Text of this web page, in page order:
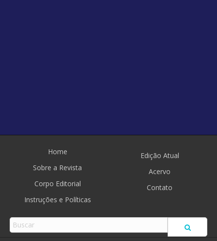
Home
Sobre a Revista
Corpo Editorial
Instruções e Políticas
Edição Atual
Acervo
Contato